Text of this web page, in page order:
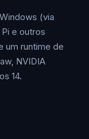
(via
e outros
um runtime de
NVIDIA
14.